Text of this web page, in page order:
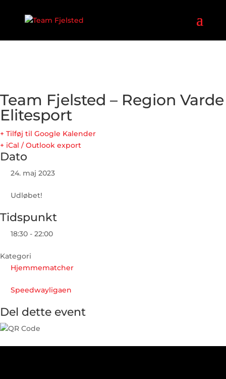
Team Fjelsted – Region Varde
Elitesport
+ Tilføj til Google Kalender
+ iCal / Outlook export
Dato
24. maj 2023
Udløbet!
Tidspunkt
18:30 - 22:00
Kategori
Hjemmematcher
Speedwayligaen
Del dette event